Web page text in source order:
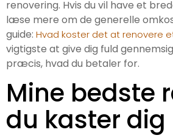
renovering. Hvis du vil have et
læse mere om de generelle
guide: Hvad koster det at renovere
vigtigste at give dig fuld
præcis, hvad du betaler for.
Mine bedste
du kaster dig